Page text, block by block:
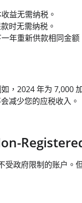
益无需纳税。
时无需纳税。
年重新供款相同金额
，2024 年为 7,000
减少您的应税收入。
政府限制的账户。